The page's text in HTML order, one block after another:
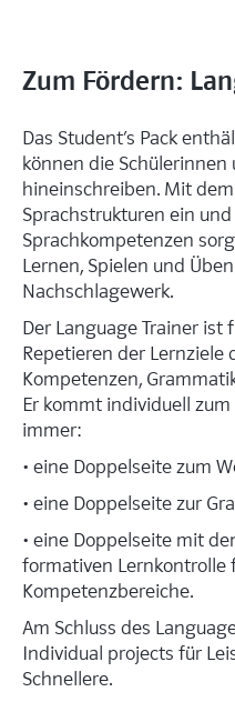
Zum Fördern:
Das Student’s Pack
können die Schülerinnen
hineinschreiben. Mit
Sprachstrukturen ein
Sprachkompetenzen
Lernen, Spielen und
Nachschlagewerk.
Der Language Trainer ist
Repetieren der Lernziele
Kompetenzen,
Er kommt individuell
immer:
• eine Doppelseite zum
• eine Doppelseite zur
• eine Doppelseite mit
formativen Lernkontrolle
Kompetenzbereiche.
Am Schluss des
Individual projects für
Schnellere.